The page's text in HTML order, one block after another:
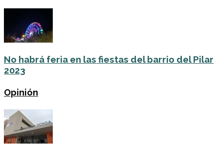
No habrá feria en las fiestas del barrio del Pilar
2023
Opinión